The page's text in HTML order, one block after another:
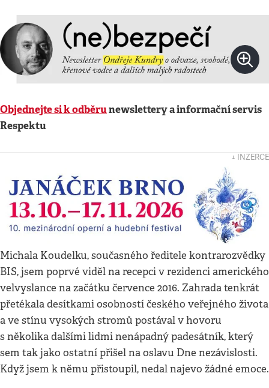
Objednejte si k odběrunewslettery a informační servis
Respektu
↓ INZERCE
Michala Koudelku, současného ředitele kontrarozvědky
BIS, jsem poprvé viděl na recepci v rezidenci amerického
velvyslance na začátku července 2016. Zahrada tenkrát
přetékala desítkami osobností českého veřejného života
a ve stínu vysokých stromů postával v hovoru
s několika dalšími lidmi nenápadný padesátník, který
sem tak jako ostatní přišel na oslavu Dne nezávislosti.
Když jsem k němu přistoupil, nedal najevo žádné emoce.